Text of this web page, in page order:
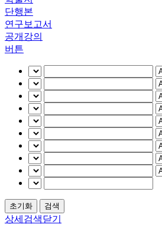
단행본
연구보고서
공개강의
버튼
상세검색닫기